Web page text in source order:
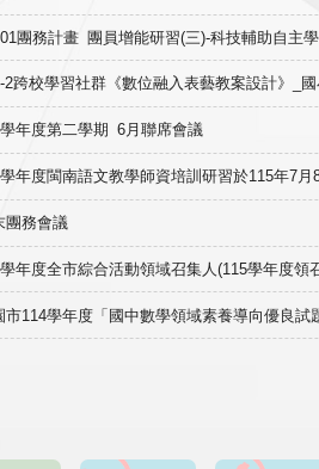
團務計畫 團員增能研習(三)-科技輔助自主
2跨校學習社群《數位融入表藝教案設計》_國
年度第二學期 6月聯席會議
年度閩南語文教學師資培訓研習於115年7
團務會議
年度全市綜合活動領域召集人(115學年度領
市114學年度「國中數學領域素養導向優良試